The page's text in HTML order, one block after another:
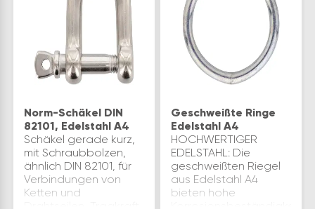
Norm-Schäkel DIN
82101, Edelstahl A4
Schäkel gerade kurz,
mit Schraubbolzen,
ähnlich DIN 82101, für
Verbindungen von
Ketten und
Geschweißte Ringe
Edelstahl A4
HOCHWERTIGER
EDELSTAHL: Die
geschweißten Riegel
aus Edelstahl A4
bieten hohe